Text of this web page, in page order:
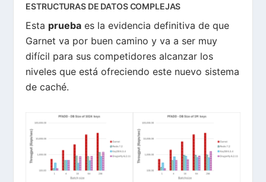
ESTRUCTURAS DE DATOS COMPLEJAS
Esta prueba es la evidencia definitiva de que
Garnet va por buen camino y va a ser muy
difícil para sus competidores alcanzar los
niveles que está ofreciendo este nuevo sistema
de caché.